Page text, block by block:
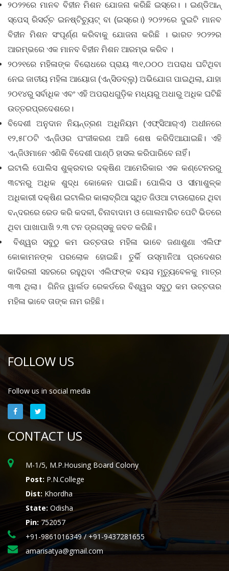
୨୦୨୨ରେ ମାନବ ବିହୀନ ମିଶନ ଯୋଜନା କରିଛି ଇସ୍ରେ। । ଇଣ୍ଡିଆନ୍
ସ୍ପେସ୍ ରିସର୍ଚ୍ଚ ଇନଷ୍ଟିଚ୍ୟୁଟ୍ ବା (ଇସ୍ରେ।) ୨୦୨୨ରେ ଦୁଇଟି ମାନବ
ବିହୀନ ମିଶନ ସଂପୂର୍ଣ୍ଣ କରିବାକୁ ଯୋଜନା କରିଛି । ଭାରତ ୨୦୨୨ର
ଆରମ୍ଭରେ ଏକ ମାନବ ବିହୀନ ମିଶନ ଆରମ୍ଭ କରିବ ।
୨୦୨୧ରେ ମହିଳାଙ୍କ ବିରୋଧରେ ପ୍ରାୟ ୩୧,୦୦୦ ଅପରାଧ ଘଟିଥିବା
ନେଇ ଜାତୀୟ ମହିଳା ଆୟୋଗ (ଏନ୍‌ସିଡବ୍ଲୁ) ଅଭିଯୋଗ ପାଇଥିଲା, ଯାହା
୨୦୧୪ରୁ ସର୍ବାଧିକ ଏବଂ ଏହି ଅପରାଧଗୁଡ଼ିକ ମଧ୍ୟରୁ ଅଧାରୁ ଅଧିକ ଘଟିଛି
ଉତ୍ତରପ୍ରଦେଶରେ।
ବିଦେଶୀ ଅନୁଦାନ ନିୟନ୍ତ୍ରଣ ଅଧିନିୟମ (ଏଫ୍‌ସିଆର୍‌ଏ) ଅଧୀନରେ
୧୨,୫୮୦ଟି ଏନ୍‌ଜିଓର ପଂଜୀକରଣ ଆଜି ଶେଷ କରିଦିଆଯାଇଛି। ଏହି
ଏନ୍‌ଜିଓମାନେ ଏଣିକି ବିଦେଶୀ ପାଣ୍ଠି ହାସଲ କରିପାରିବେ ନାହିଁ।
ଇଟାଲି ପୋଲିସ ଶୁକ୍ରବାର ଦକ୍ଷିଣ ଆମେରିକାର ଏକ କଣ୍ଟେନରରୁ
୩ଟନରୁ ଅଧିକ ଶୁଦ୍ଧ କୋକେନ ପାଇଛି। ପୋଲିସ ଓ ସୀମାଶୁଳ୍କ
ଅଧିକାରୀ ଦକ୍ଷିଣ ଇଟାଲିର କାଲାବ୍ରିଆ ସ୍ଥିତ ଜିଓଆ ଟାଉରୋରେ ଥିବା
ବନ୍ଦରରେ ରେଡ କରି କଦଳୀ, ଚିନାବାଦାମ ଓ ଗୋଲମରିଚ ପେଟି ଭିତରେ
ଥିବା ପାଖାପାଖି ୨.୩ ଟନ ଡ୍ରଗ୍ସକୁ ଜବତ କରିଛି।
ବିଶ୍ୱର ସବୁଠୁ କମ ଉଚ୍ଚତାର ମହିଳା ଭାବେ ଜଣାଶୁଣା ଏଲିଫ
କୋକାମନଙ୍କ ପରଲୋକ ହୋଇଛି। ତୁର୍କି ଉସ୍ମାନିଆ ପ୍ରଦେଶର
କାଦିରଲୀ ସହରରେ ରହୁଥିବା ଏଲିଫଙ୍କ ବୟସ ମୃତ୍ୟୁବେଳକୁ ମାତ୍ର
୩୩ ଥିଲା। ଗିନିଜ ୱାର୍ଲଡ ରେକର୍ଡରେ ବିଶ୍ୱର ସବୁଠୁ କମ ଉଚ୍ଚତାର
ମହିଳା ଭାବେ ତାଙ୍କ ନାମ ରହିଛି।
FOLLOW US
Follow us in social media
CONTACT US
M-1/5, M.P.Housing Board Colony
Post: P.N.College
Dist: Khordha
State: Odisha
Pin:752057
+91-9861016349 / +91-9437281655
amarisatya@gmail.com